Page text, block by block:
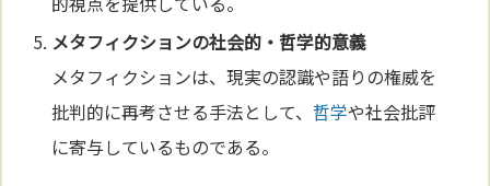
メタフィクションの社会的・ 哲学的意義
メタフィクションは、現実の認識や語りの権威を
批判的に再考させる手法として、 哲学や社会批評
に寄与しているものである。